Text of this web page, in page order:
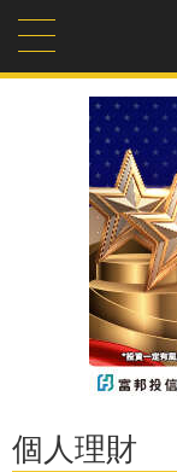
個人理財